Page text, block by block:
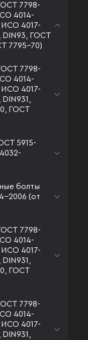
7798-
4014-
4017-
DIN93, ГОСТ
7795-70)
7798-
4014-
4017-
ГОСТ
5915-
болты
2006 (от
7798-
4014-
4017-
ГОСТ
7798-
4014-
4017-